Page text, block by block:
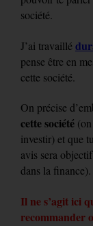
société.
J’ai travaillé
pense être en
cette société.
On précise
cette société
investir) et que
avis sera
dans la finance).
Il ne s’agit ici
recommander